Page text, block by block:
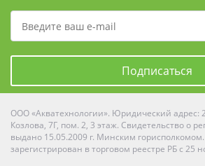
Подписаться
ООО «Акватехнологии». Юридический адрес:
Козлова, 7Г, пом. 2, 3 этаж. Свидетельство о
выдано 15.05.2009 г. Минским
зарегистрирован в торговом реестре РБ с 25